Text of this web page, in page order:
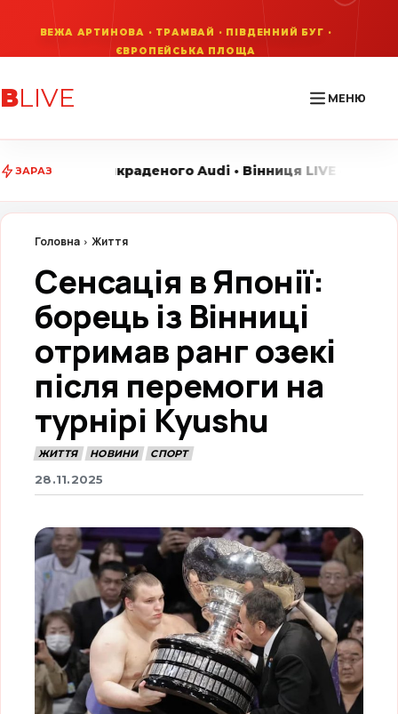
ВLIVE МЕНЮ
ЗАРАЗAudi • Вінниця LIVE стежить за головними
Головна Життя
Сенсація в Японії:
борець із Вінниці
отримав ранг озекі
після перемоги на
турнірі Kyushu
ЖИТТЯ НОВИНИ СПОРТ
28.11.2025